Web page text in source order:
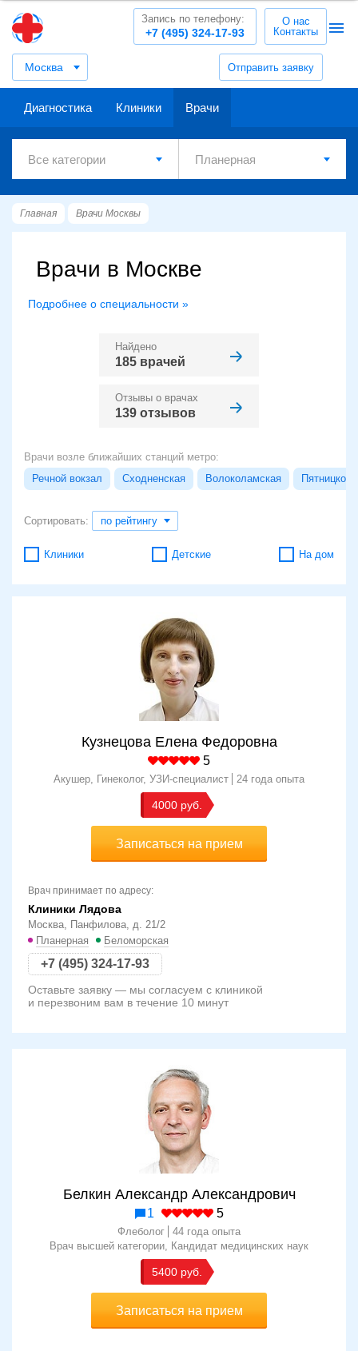
Москва Отправить заявку
+7 (495) 324-17-93
Запись по телефону:
О нас
Контакты
Диагностика Клиники Врачи
Главная Врачи Москвы
Врачи в Москве
Подробнее о специальности »
Найдено
185 врачей
Отзывы о врачах
139 отзывов
Врачи возле ближайших станций метро:
Речной вокзал
Сходненская Волоколамская Пятницкое
Сортировать: по рейтингу
Клиники Детские На дом
Кузнецова Елена Федоровна
5
Акушер, Гинеколог, УЗИ-специалист 24 года опыта
4000
Записаться на прием
Врач принимает по адресу:
Клиники Лядова
Москва, Панфилова, д. 21/2
Планерная
Беломорская
+7 (495) 324-17-93
Оставьте заявку — мы согласуем с клиникой
и перезвоним вам в течение 10 минут
Белкин Александр Александрович
1 5
Флеболог
44 года опыта
Врач высшей категории
Кандидат медицинских наук
5400
Записаться на прием